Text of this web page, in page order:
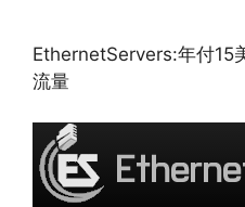
EthernetServers:年付15
流量